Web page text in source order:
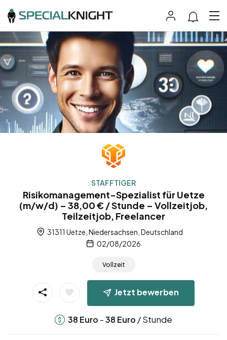
STAFFTIGER
Risikomanagement-Spezialist für Uetze
(m/w/d) – 38,00 € / Stunde – Vollzeitjob,
Teilzeitjob, Freelancer
31311 Uetze, Niedersachsen, Deutschland
02/08/2026
Vollzeit
Jetzt bewerben
38 Euro -38 Euro / Stunde